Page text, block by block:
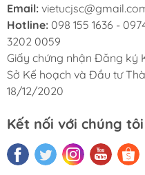
Email:
Hotline: 098 155 1636 -
3202 0059
Giấy chứng nhận Đăng ký
Sở Kế hoạch và Đầu tư
18/12/2020
Kết nối với chúng tôi